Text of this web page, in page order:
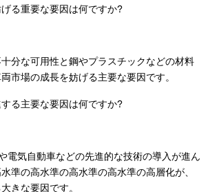
る重要な要因は何ですか?
分な可用性と鋼やプラスチックなどの材料
市場の成長を妨げる主要な要因です。
る主要な要因は何ですか?
電気自動車などの先進的な技術の導入が進ん
準の高水準の高水準の高水準の高層化が、
きな要因です。